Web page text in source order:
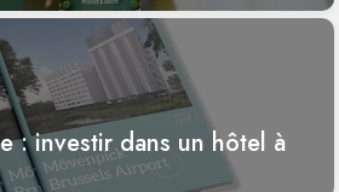
: investir dans un hôtel à